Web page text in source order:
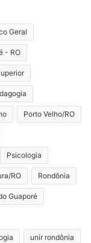
Geral
- RO
Porto Velho/RO
Psicologia
RO Rondônia
Guaporé
unir rondônia